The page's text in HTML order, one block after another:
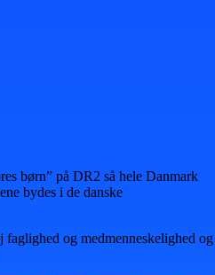
børn” på DR2 så hele Danmark
bydes i de danske
faglighed og medmenneskelighed og